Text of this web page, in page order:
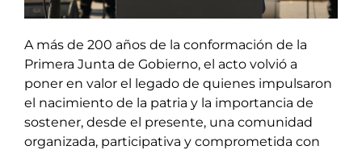
A más de 200 años de la conformación de la
Primera Junta de Gobierno, el acto volvió a
poner en valor el legado de quienes impulsaron
el nacimiento de la patria y la importancia de
sostener, desde el presente, una comunidad
organizada, participativa y comprometida con